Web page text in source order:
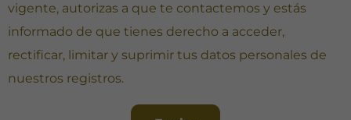
vigente, autorizas a que te contactemos y estás
informado de que tienes derecho a acceder,
rectificar, limitar y suprimir tus datos personales de
nuestros registros.